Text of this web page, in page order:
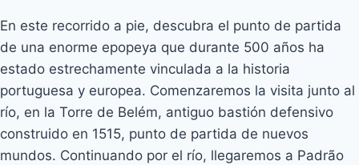
En este recorrido a pie, descubra el punto de partida
de una enorme epopeya que durante 500 años ha
estado estrechamente vinculada a la historia
portuguesa y europea. Comenzaremos la visita junto al
río, en la Torre de Belém, antiguo bastión defensivo
construido en 1515, punto de partida de nuevos
mundos. Continuando por el río, llegaremos a Padrão